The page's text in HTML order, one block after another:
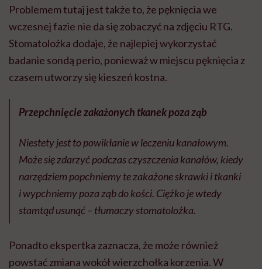
Problemem tutaj jest także to, że pęknięcia we
wczesnej fazie nie da się zobaczyć na zdjęciu RTG.
Stomatolożka dodaje, że najlepiej wykorzystać
badanie sondą perio, ponieważ w miejscu pęknięcia z
czasem utworzy się kieszeń kostna.
Przepchnięcie zakażonych tkanek poza ząb
Niestety jest to powikłanie w leczeniu kanałowym.
Może się zdarzyć podczas czyszczenia kanałów, kiedy
narzędziem popchniemy te zakażone skrawki i tkanki
i wypchniemy poza ząb do kości. Ciężko je wtedy
stamtąd usunąć – tłumaczy stomatolożka.
Ponadto ekspertka zaznacza, że może również
powstać zmiana wokół wierzchołka korzenia. W